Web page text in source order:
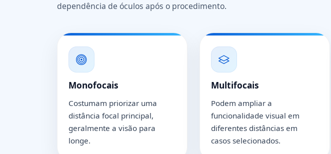
dependência de óculos após o procedimento.
Monofocais
Costumam priorizar uma
distância focal principal,
geralmente a visão para
longe.
Multifocais
Podem ampliar a
funcionalidade visual em
diferentes distâncias em
casos selecionados.